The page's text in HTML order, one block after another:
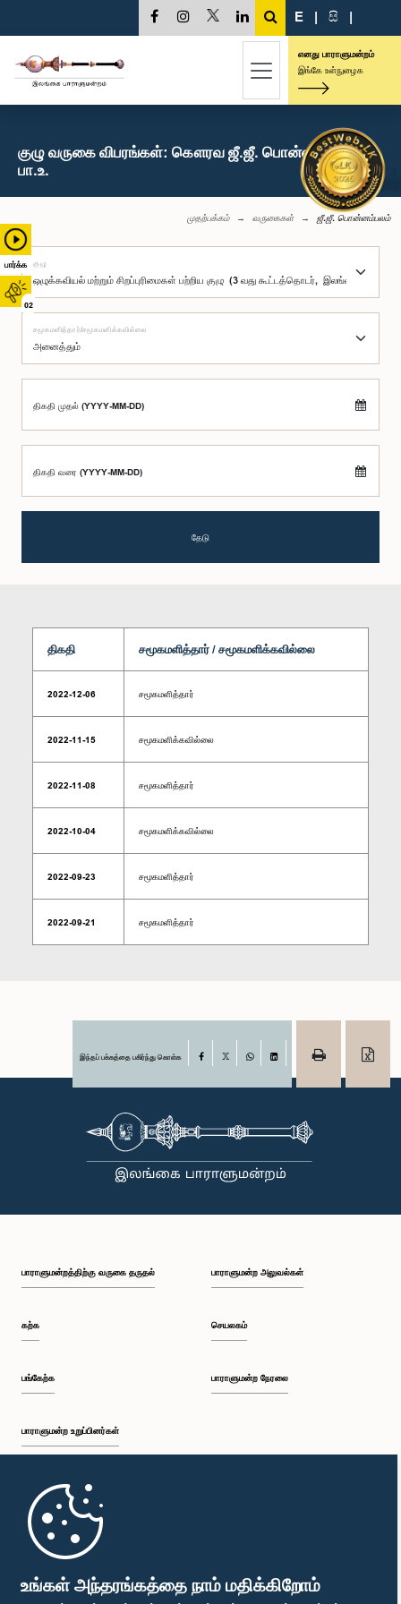
உங்கள் அந்தரங்கத்தை நாம் மதிக்கிறோம்
பார்க்க
02
E | සි |
எனது பாராளுமன்றம்
இங்கே உள்நுழைக
குழு வருகை விபரங்கள்: கௌரவ ஜீ.ஜீ. பொன்னம்பலம்,
பா.உ.
முதற்பக்கம் வருகைகள் ஜீ.ஜீ. பொன்னம்பலம்
குழு
சமூகமளித்தார்/சமூகமளிக்கவில்லை
திகதி முதல் (YYYY-MM-DD)
திகதி வரை (YYYY-MM-DD)
தேடு
திகதி சமூகமளித்தார் / சமூகமளிக்கவில்லை
2022-12-06 சமூகமளித்தார்
2022-11-15 சமூகமளிக்கவில்லை
2022-11-08 சமூகமளித்தார்
2022-10-04 சமூகமளிக்கவில்லை
2022-09-23 சமூகமளித்தார்
2022-09-21 சமூகமளித்தார்
இந்தப் பக்கத்தை பகிர்ந்து கொள்க Facebook
பாராளுமன்றத்திற்கு வருகை தருதல்
கற்க
பங்கேற்க
பாராளுமன்ற உறுப்பினர்கள்
முதற்பக்கம்
பாராளுமன்ற அலுவல்கள்
செயலகம்
பாராளுமன்ற நேரலை
பாராளுமன்ற கையடக்க செயலி